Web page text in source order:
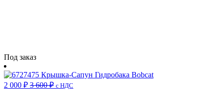
Под заказ
2 000 ₽ 3 600₽ с НДС